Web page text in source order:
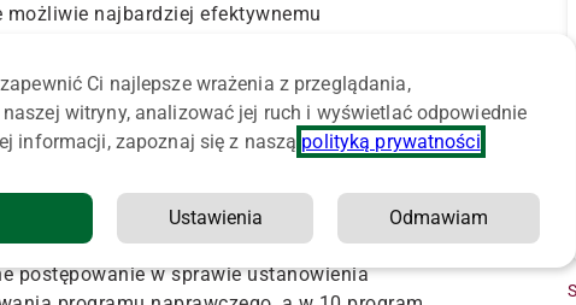
możliwie najbardziej efektywnemu
Spółdzielcza kasa nadal będzie świadczyć
stosunki umowne łączące SKOK z jej
obowiązują również umowy z
zarząd komisaryczny. W marcu szef
postępowanie w sprawie ustanowienia
Ci najlepsze wrażenia z przeglądania,
witryny, analizować jej ruch i wyświetlać odpowiednie
informacji, zapoznaj się z naszą polityką prywatności
Ustawienia Odmawiam